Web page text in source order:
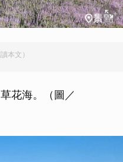
本文）
花海。（圖／